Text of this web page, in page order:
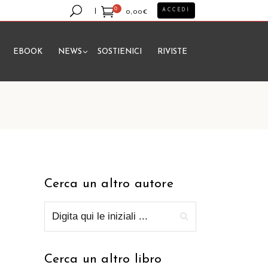
0
0,00€
prodotto nel carrello.
ACCEDI
EBOOK NEWS SOSTIENICI RIVISTE
Cerca un altro autore
Cerca un altro libro